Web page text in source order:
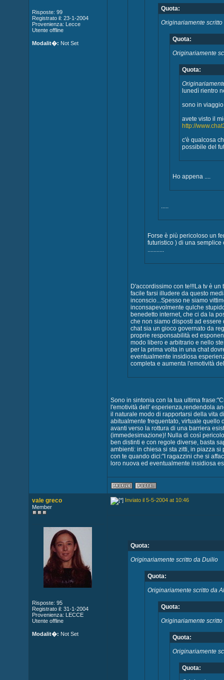
Risposte: 99
Registrato il: 23-1-2004
Provenienza: Lecce
Utente offline
Modalit�: Not Set
Quota:
Originariamente
Quota:
Originariamente
Quota:
lunedì rientro
sono in viaggio
avete visto il
http://
c'è qualcosa
possibile del
Ho appena ....
.....
Forse è più pericoloso un
futuristico ) di una
...........
D'accordissimo con te!!!La tv è
facile farsi illudere da questo
inconscio...Spesso ne siamo
inconsapevolmente qulche
benedetto internet, che ci da la
che non siamo disposti ad
chat sia un gioco governato da
proprie responsabilità ed
modo libero e arbitrario e nello
per la prima volta in una chat
eventualmente insidiosa
completa e aumenta l'emotività
Sono in sintonia con la tua ultima
l'emotività dell' esperienza,rendendola
il naturale modo di rapportarsi della vita
abitualmente frequentato, virtuale quello
avanti verso la rottura di una barriera
(immedesimazione)! Nulla di così
ben distinti e con regole diverse, basta
ambienti: in chiesa si sta zitti, in piazza
con te quando dici:"I ragazzini che si
loro nuova ed eventualmente insidiosa
vale greco
Member
Risposte: 95
Registrato il: 31-1-2004
Provenienza: LECCE
Utente offline
Modalit�: Not Set
Inviato il 5-5-2004 at 10:46
Quota:
Originariamente scritto da Duilio
Quota:
Originariamente scritto da
Quota:
Originariamente
Quota:
Originariamente
Quota: